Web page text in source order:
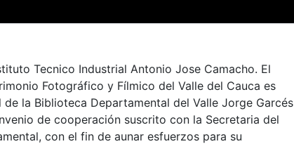
Tecnico Industrial Antonio Jose Camacho. El
Fotográfico y Fílmico del Valle del Cauca es
de la Biblioteca Departamental del Valle Jorge Garcés
de cooperación suscrito con la Secretaria del
con el fin de aunar esfuerzos para su